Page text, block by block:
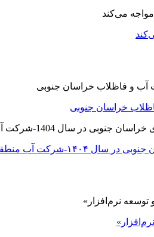
خراسان جنوبی
ای خراسان جنوبی